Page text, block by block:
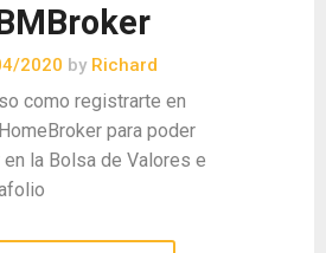
2020 by Richard
como registrarte en
para poder
la Bolsa de Valores e